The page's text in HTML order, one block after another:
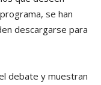
se han
descargarse para
debate y muestran